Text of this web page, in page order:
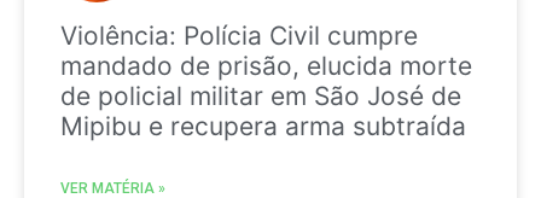
Violência: Polícia Civil cumpre
mandado de prisão, elucida morte
de policial militar em São José de
Mipibu e recupera arma subtraída
VER MATÉRIA »